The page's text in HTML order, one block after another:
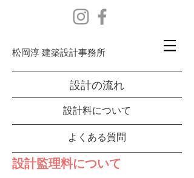
​松岡淳 建築設計事務所
設計の流れ
設計料について
よくある質問
設計監理料について